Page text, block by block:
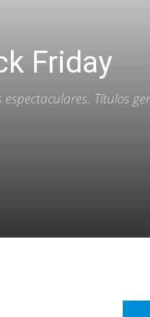
Friday
Títulos